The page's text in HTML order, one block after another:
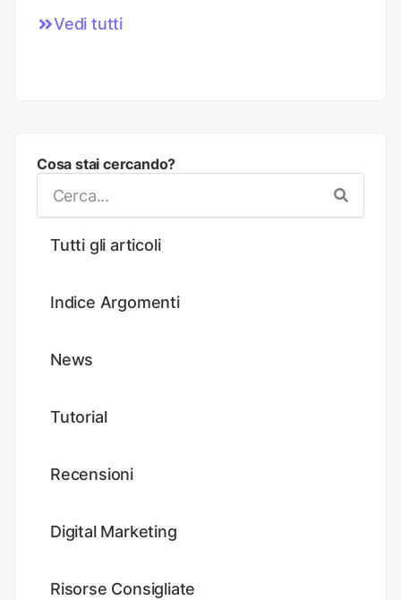
Vedi tutti
Cosa stai cercando?
Tutti gli articoli
Indice Argomenti
News
Tutorial
Recensioni
Digital Marketing
Risorse Consigliate